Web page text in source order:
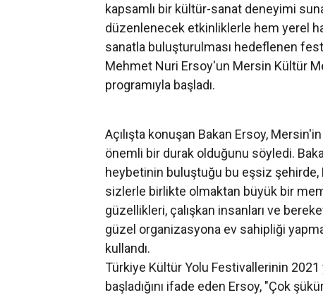
kapsamlı bir kültür-sanat deneyimi
düzenlenecek etkinliklerle hem yerel
sanatla buluşturulması hedeflenen
Mehmet Nuri Ersoy'un Mersin Kültür
programıyla başladı.
Açılışta konuşan Bakan Ersoy,
önemli bir durak olduğunu söyledi.
heybetinin buluştuğu bu eşsiz şehirde,
sizlerle birlikte olmaktan büyük bir
güzellikleri, çalışkan insanları ve
güzel organizasyona ev sahipliği
kullandı.
Türkiye Kültür Yolu Festivallerinin 2021
başladığını ifade eden Ersoy, "Çok